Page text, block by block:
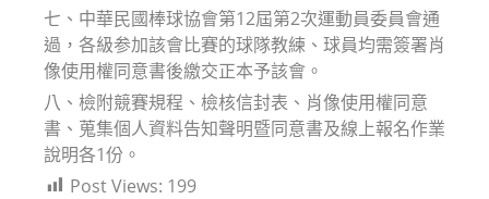
七、中華民國棒球協會第12屆第2次運動員委員會通
過，各級参加該會比賽的球隊教練、球員均需簽署肖
像使用權同意書後繳交正本予該會。
八、檢附競賽規程、檢核信封表、肖像使用權同意
書、蒐集個人資料告知聲明暨同意書及線上報名作業
說明各1份。
Post Views: 199